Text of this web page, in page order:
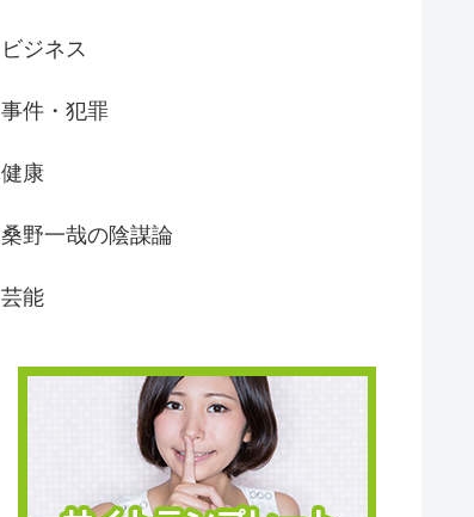
ビジネス
事件・犯罪
健康
桑野一哉の陰謀論
芸能